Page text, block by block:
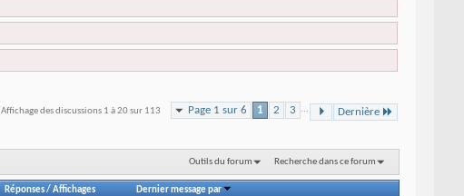
Page 1 sur 6 1 2 3 ... Dernière
Affichage des discussions 1 à 20 sur 113
Outils du forum Recherche dans ce forum
Réponses/ Affichages Dernier message par